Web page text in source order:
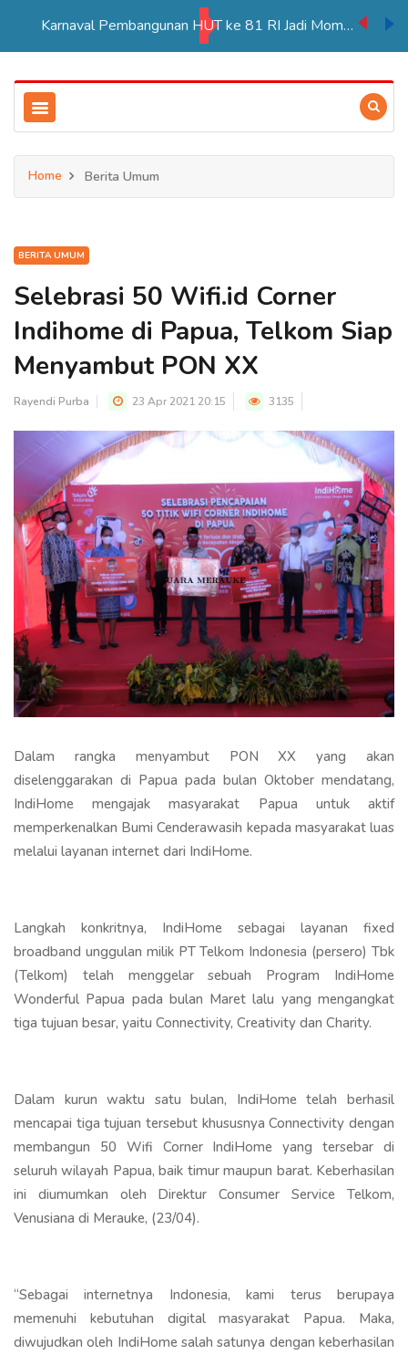
Karnaval Pembangunan HUT ke 81 RI Jadi Momentum Perkuat Persatuan di Merauke
Home Berita Umum
BERITA UMUM
Selebrasi 50 Wifi.id Corner
Indihome di Papua, Telkom Siap
Menyambut PON XX
Rayendi Purba 23 Apr 2021 20:15 3135
Dalam rangka menyambut PON XX yang akan
diselenggarakan di Papua pada bulan Oktober mendatang,
IndiHome mengajak masyarakat Papua untuk aktif
memperkenalkan Bumi Cenderawasih kepada masyarakat luas
melalui layanan internet dari IndiHome.
Langkah konkritnya, IndiHome sebagai layanan fixed
broadband unggulan milik PT Telkom Indonesia (persero) Tbk
(Telkom) telah menggelar sebuah Program IndiHome
Wonderful Papua pada bulan Maret lalu yang mengangkat
tiga tujuan besar, yaitu Connectivity, Creativity dan Charity.
Dalam kurun waktu satu bulan, IndiHome telah berhasil
mencapai tiga tujuan tersebut khususnya Connectivity dengan
membangun 50 Wifi Corner IndiHome yang tersebar di
seluruh wilayah Papua, baik timur maupun barat. Keberhasilan
ini diumumkan oleh Direktur Consumer Service Telkom,
Venusiana di Merauke, (23/04).
“Sebagai internetnya Indonesia, kami terus berupaya
memenuhi kebutuhan digital masyarakat Papua. Maka,
diwujudkan oleh IndiHome salah satunya dengan keberhasilan